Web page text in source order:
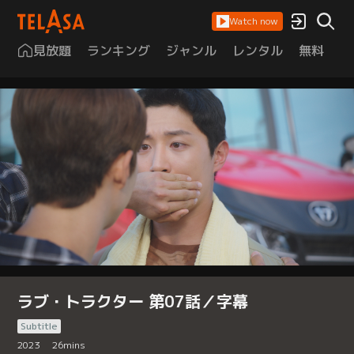
Watch now
見放題 ランキング ジャンル レンタル 無料
ラブ・トラクター 第07話／字幕
Subtitle
2023
26mins